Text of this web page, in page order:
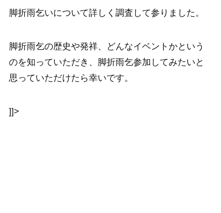
脚折雨乞いについて詳しく調査して参りました。
脚折雨乞の歴史や発祥、どんなイベントかという
のを知っていただき、脚折雨乞参加してみたいと
思っていただけたら幸いです。
]]>